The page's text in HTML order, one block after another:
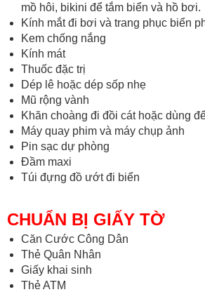
mồ hôi, bikini để tắm biển và hồ bơi.
Kính mắt đi bơi và trang phục biển
Kem chống nắng
Kính mát
Thuốc đặc trị
Dép lê hoặc dép sốp nhẹ
Mũ rộng vành
Khăn choàng đi đồi cát hoặc dùng
Máy quay phim và máy chụp ảnh
Pin sạc dự phòng
Đầm maxi
Túi đựng đồ ướt đi biển
CHUẨN BỊ GIẤY TỜ
Căn Cước Công Dân
Thẻ Quân Nhân
Giấy khai sinh
Thẻ ATM